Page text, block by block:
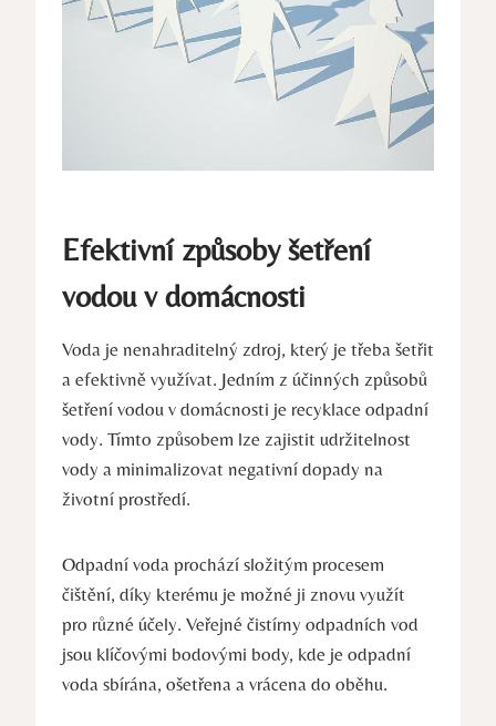
Efektivní způsoby šetření
vodou v domácnosti
Voda je nenahraditelný zdroj, který je třeba šetřit
a efektivně využívat. Jedním z účinných způsobů
šetření vodou v domácnosti je recyklace odpadní
vody. Tímto způsobem lze zajistit udržitelnost
vody a minimalizovat negativní dopady na
životní prostředí.
Odpadní voda prochází složitým procesem
čištění, díky kterému je možné ji znovu využít
pro různé účely. Veřejné čistírny odpadních vod
jsou klíčovými bodovými body, kde je odpadní
voda sbírána, ošetřena a vrácena do oběhu.